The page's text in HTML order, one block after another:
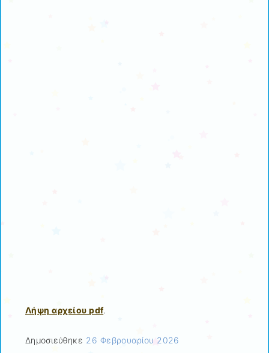
Λήψη αρχείου pdf.
Δημοσιεύθηκε 26 Φεβρουαρίου 2026